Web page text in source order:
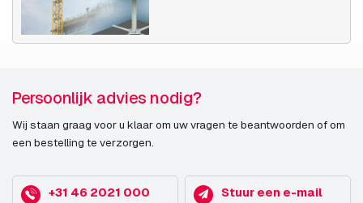
Persoonlijk advies nodig?
Wij staan graag voor u klaar om uw vragen te beantwoorden of om
een bestelling te verzorgen.
+31 46 2021 000 Stuur een e-mail